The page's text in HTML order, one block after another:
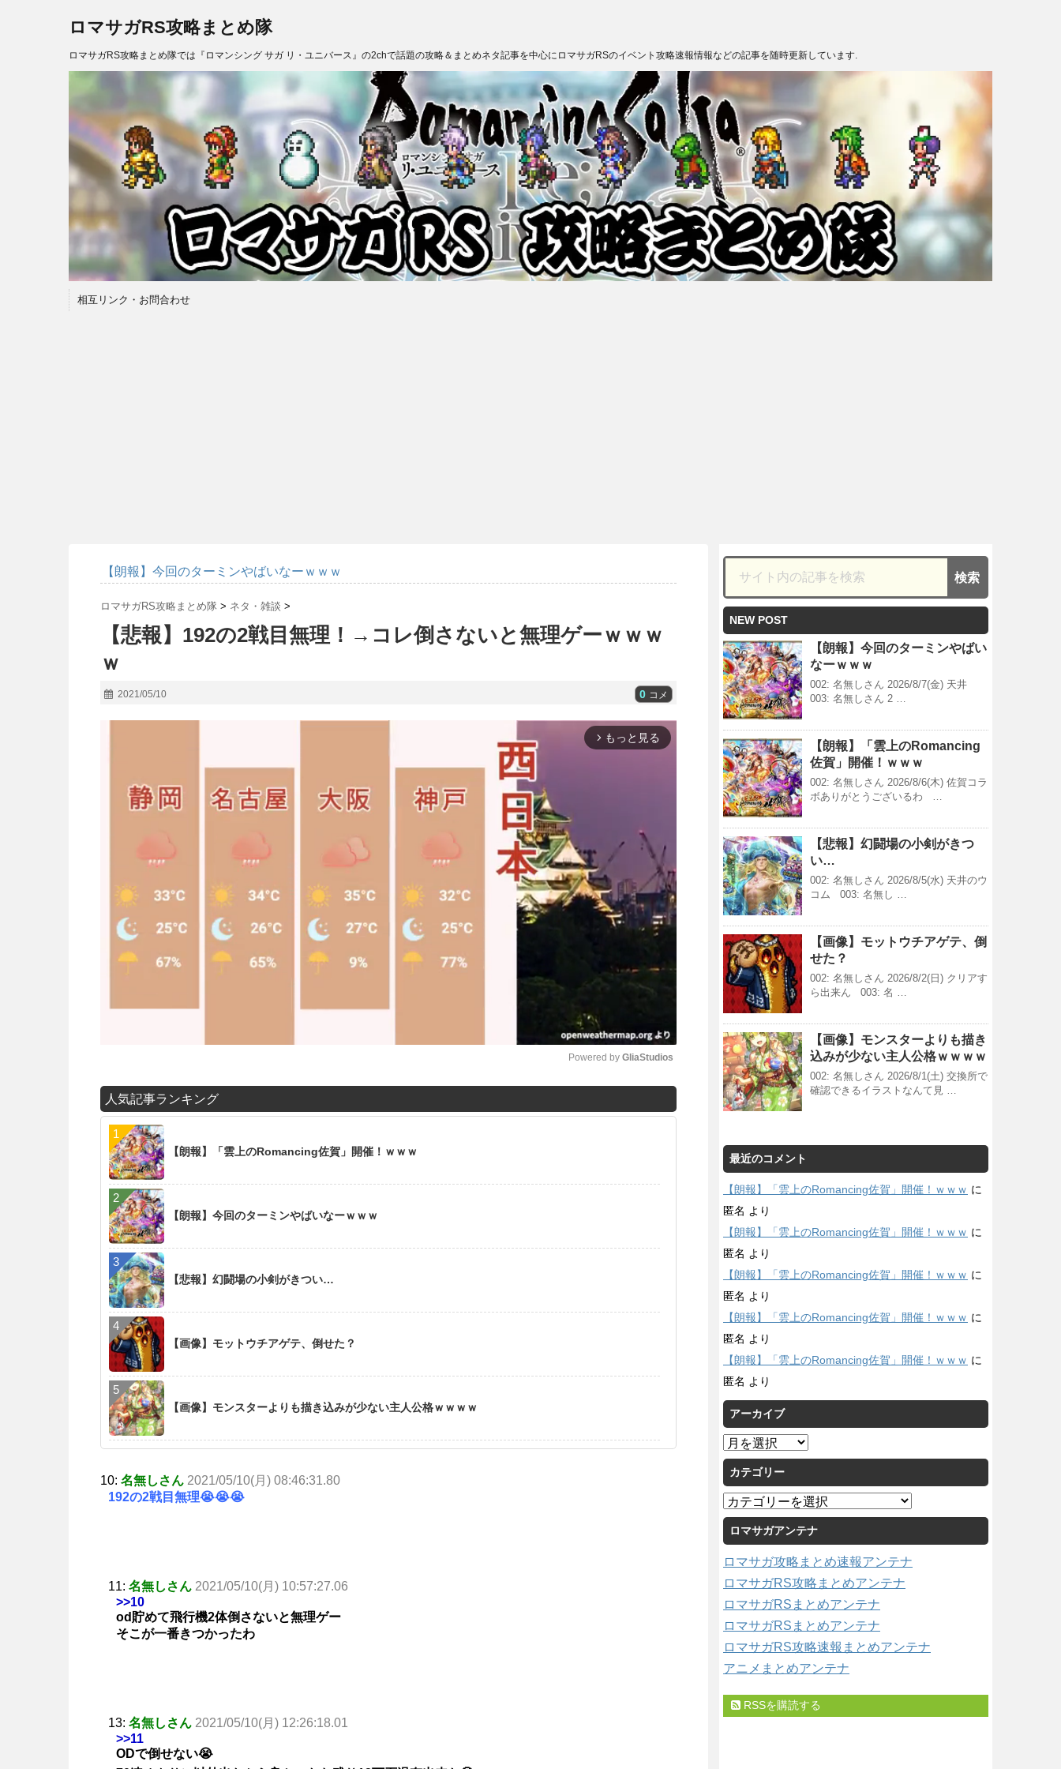
ロマサガRS攻略まとめ隊
ロマサガRS攻略まとめ隊では『ロマンシング サガ リ・ユニバース』の2chで話題の攻略＆まとめネタ記事を中心にロマサガRSのイベント攻略速報情報などの記事を随時更新しています.
相互リンク・お問合わせ
【朗報】今回のターミンやばいなーｗｗｗ
ロマサガRS攻略まとめ隊 > ネタ・雑談 >
【悲報】192の2戦目無理！→コレ倒さないと無理ゲーｗｗｗ
ｗ
2021/05/10 0 コメ
arrow_forward_ios もっと見る
Powered by GliaStudios
人気記事ランキング
【朗報】「雲上のRomancing佐賀」開催！ｗｗｗ
【朗報】今回のターミンやばいなーｗｗｗ
【悲報】幻闘場の小剣がきつい…
【画像】モットウチアゲテ、倒せた？
【画像】モンスターよりも描き込みが少ない主人公格ｗｗｗｗ
10: 名無しさん 2021/05/10(月) 08:46:31.80
192の2戦目無理😭😭😭
11: 名無しさん 2021/05/10(月) 10:57:27.06
>>10
od貯めて飛行機2体倒さないと無理ゲー
そこが一番きつかったわ
13: 名無しさん 2021/05/10(月) 12:26:18.01
>>11
ODで倒せない😭
NEW POST
【朗報】今回のターミンやばい
なーｗｗｗ
002: 名無しさん 2026/8/7(金) 天井
003: 名無しさん 2 …
【朗報】「雲上のRomancing
佐賀」開催！ｗｗｗ
002: 名無しさん 2026/8/6(木) 佐賀コラ
ボありがとうございるわ …
【悲報】幻闘場の小剣がきつ
い…
002: 名無しさん 2026/8/5(水) 天井のウ
コム 003: 名無し …
【画像】モットウチアゲテ、倒
せた？
002: 名無しさん 2026/8/2(日) クリアす
ら出来ん 003: 名 …
【画像】モンスターよりも描き
込みが少ない主人公格ｗｗｗｗ
002: 名無しさん 2026/8/1(土) 交換所で
確認できるイラストなんて見 …
最近のコメント
【朗報】「雲上のRomancing佐賀」開催！ｗｗｗ に
匿名 より
【朗報】「雲上のRomancing佐賀」開催！ｗｗｗ に
匿名 より
【朗報】「雲上のRomancing佐賀」開催！ｗｗｗ に
匿名 より
【朗報】「雲上のRomancing佐賀」開催！ｗｗｗ に
匿名 より
【朗報】「雲上のRomancing佐賀」開催！ｗｗｗ に
匿名 より
アーカイブ
ア
ー
カ
イ
ブ
カテゴリー
カ
テ
ゴ
リ
ー
ロマサガアンテナ
ロマサガ攻略まとめ速報アンテナ
ロマサガRS攻略まとめアンテナ
ロマサガRSまとめアンテナ
ロマサガRSまとめアンテナ
ロマサガRS攻略速報まとめアンテナ
アニメまとめアンテナ
RSSを購読する